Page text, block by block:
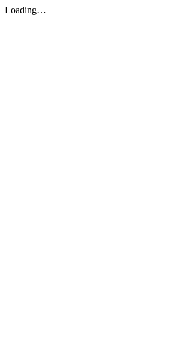
Loading…